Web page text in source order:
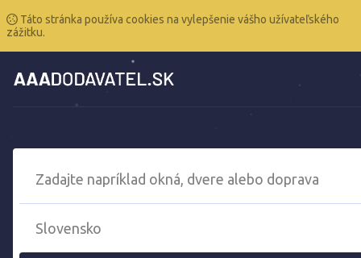
Táto stránka používa cookies na vylepšenie vášho užívateľského
zážitku.